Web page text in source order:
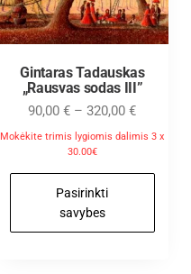
Gintaras Tadauskas
„Rausvas sodas III”
90,00€ – 320,00€
Mokėkite trimis lygiomis dalimis 3 x
30.00€
Pasirinkti
savybes